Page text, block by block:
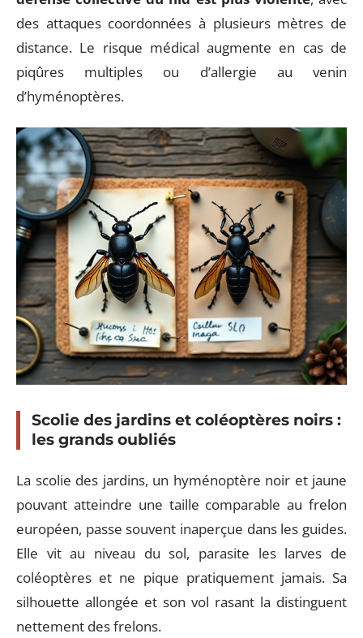
des attaques coordonnées à plusieurs mètres de
distance. Le risque médical augmente en cas de
piqûres multiples ou d’allergie au venin
d’hyménoptères.
Scolie des jardins et coléoptères noirs :
les grands oubliés
La scolie des jardins, un hyménoptère noir et jaune
pouvant atteindre une taille comparable au frelon
européen, passe souvent inaperçue dans les guides.
Elle vit au niveau du sol, parasite les larves de
coléoptères et ne pique pratiquement jamais. Sa
silhouette allongée et son vol rasant la distinguent
nettement des frelons.